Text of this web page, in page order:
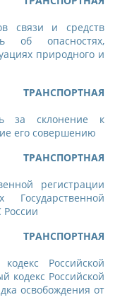
связи и средств
об опасностях,
природного и
за склонение к
его совершению
регистрации
Российской
кодекс Российской
освобождения от